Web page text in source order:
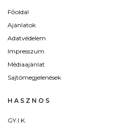
Főoldal
Ajánlatok
Adatvédelem
Impresszum
Médiaajánlat
Sajtómegjelenések
HASZNOS
GY.I.K.